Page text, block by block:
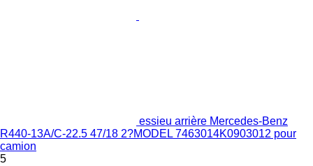
essieu arrière Mercedes-Benz
R440-13A/C-22.5 47/18 2?MODEL 7463014K0903012 pour
camion
5